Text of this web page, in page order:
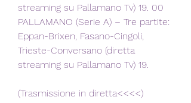
streaming su Pallamano Tv) 19. 00
PALLAMANO (Serie A) – Tre partite:
Eppan-Brixen, Fasano-Cingoli,
Trieste-Conversano (diretta
streaming su Pallamano Tv) 19.
(Trasmissione in diretta<<<<)